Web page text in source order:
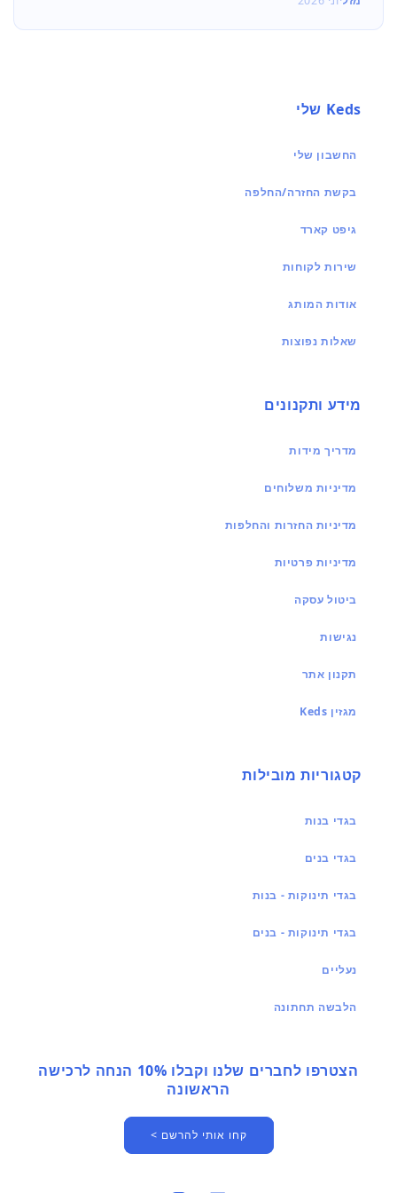
Keds שלי
החשבון שלי
בקשת החזרה/החלפה
גיפט קארד
שירות לקוחות
אודות המותג
שאלות נפוצות
מידע ותקנונים
מדריך מידות
מדיניות משלוחים
מדיניות החזרות והחלפות
מדיניות פרטיות
ביטול עסקה
נגישות
תקנון אתר
מגזין Keds
קטגוריות מובילות
בגדי בנות
בגדי בנים
בגדי תינוקות - בנות
בגדי תינוקות - בנים
נעליים
הלבשה תחתונה
הצטרפו לחברים שלנו וקבלו 10% הנחה לרכישה
הראשונה
קחו אותי להרשם >